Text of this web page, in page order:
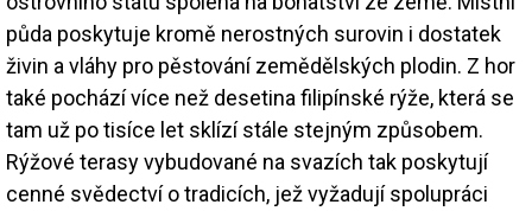
půda poskytuje kromě nerostných surovin i dostatek
živin a vláhy pro pěstování zemědělských plodin. Z hor
také pochází více než desetina filipínské rýže, která se
tam už po tisíce let sklízí stále stejným způsobem.
Rýžové terasy vybudované na svazích tak poskytují
cenné svědectví o tradicích, jež vyžadují spolupráci